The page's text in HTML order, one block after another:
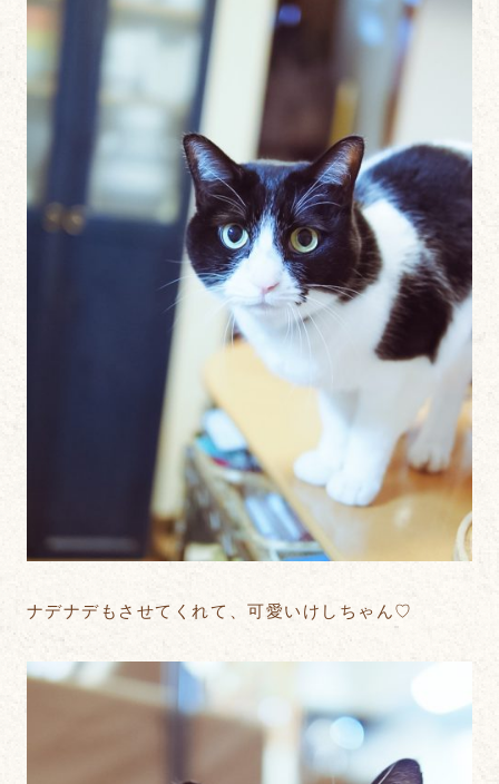
ナデナデもさせてくれて、可愛いけしちゃん♡